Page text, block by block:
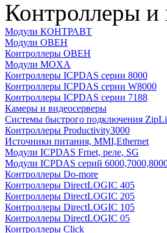
Контроллеры и
Модули КОНТРАВТ
Модули ОВЕН
Контроллеры ОВЕН
Модули MOXA
Контроллеры ICPDAS серии 8000
Контроллеры ICPDAS серии W8000
Контроллеры ICPDAS серии 7188
Камеры и видеосерверы
Системы быстрого подключения
Контроллеры Productivity3000
Источники питания, MMI,Ethernet
Модули ICPDAS Frnet, реле, SG
Модули ICPDAS серий
Контроллеры Do-more
Контроллеры DirectLOGIC 405
Контроллеры DirectLOGIC 205
Контроллеры DirectLOGIC 105
Контроллеры DirectLOGIC 05
Контроллеры Click